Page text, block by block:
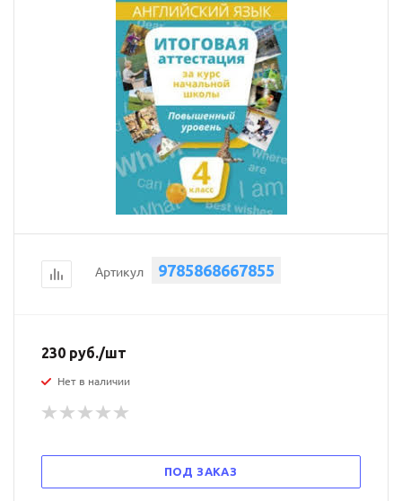
Артикул 9785868667855
230 руб./шт
Нет в наличии
ПОД ЗАКАЗ